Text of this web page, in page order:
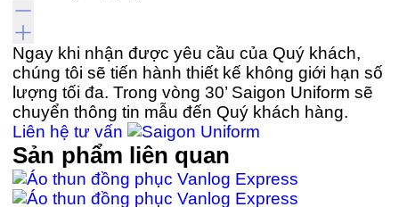
Ngay khi nhận được yêu cầu của Quý khách,
chúng tôi sẽ tiến hành thiết kế không giới hạn số
lượng tối đa. Trong vòng 30’ Saigon Uniform sẽ
chuyển thông tin mẫu đến Quý khách hàng.
Liên hệ tư vấn
Sản phẩm liên quan